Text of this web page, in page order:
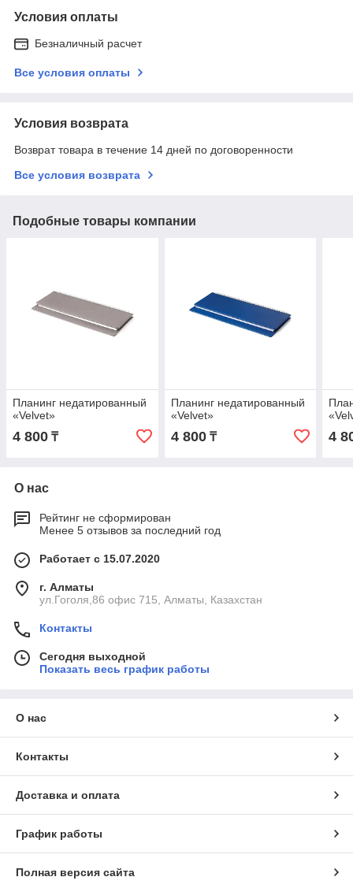
Условия оплаты
Безналичный расчет
Все условия оплаты
Условия возврата
Возврат товара в течение 14 дней по договоренности
Все условия возврата
Подобные товары компании
Планинг недатированный
«Velvet»
4 800 ₸
Планинг недатированный
«Velvet»
4 800₸ 4
О нас
Рейтинг не сформирован
Менее 5 отзывов за последний год
Работает с 15.07.2020
г. Алматы
ул.Гоголя,86 офис 715, Алматы, Казахстан
Контакты
Сегодня выходной
Показать весь график работы
О нас
Контакты
Доставка и оплата
График работы
Полная версия сайта